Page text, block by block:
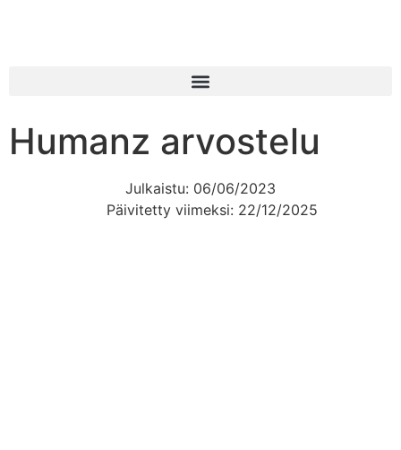
Humanz arvostelu
Julkaistu: 06/06/2023
Päivitetty viimeksi: 22/12/2025